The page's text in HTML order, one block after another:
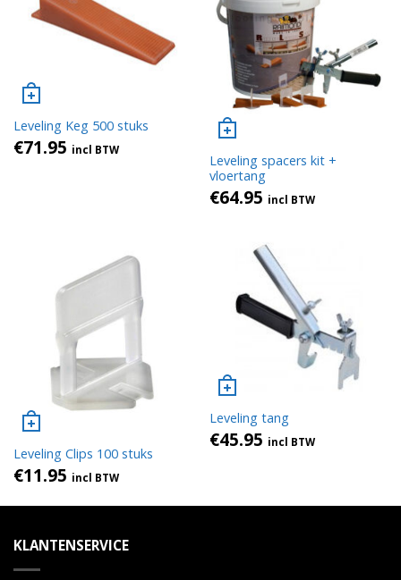
Leveling Keg 500 stuks
€71.95 incl BTW
Leveling spacers kit +
vloertang
€64.95 incl BTW
Leveling Clips 100 stuks
€11.95 incl BTW
Leveling tang
€45.95 incl BTW
KLANTENSERVICE